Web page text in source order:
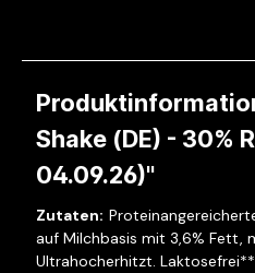
Shake (DE) - 30%
04.09.26)"
auf Milchbasis mit 3,6% Fett,
Ultrahocherhitzt.